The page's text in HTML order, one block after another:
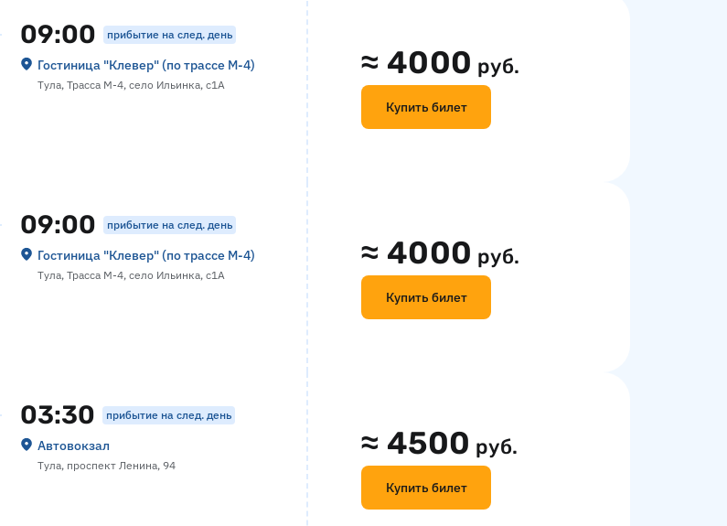
09:00 прибытие на след. день
Гостиница "Клевер" (по трассе М-4)
Тула, Трасса М-4, село Ильинка, с1А
≈ 4000 руб.
Купить билет
09:00 прибытие на след. день
Гостиница "Клевер" (по трассе М-4)
Тула, Трасса М-4, село Ильинка, с1А
≈ 4000 руб.
Купить билет
03:30 прибытие на след. день
Автовокзал
Тула, проспект Ленина, 94
≈ 4500 руб.
Купить билет